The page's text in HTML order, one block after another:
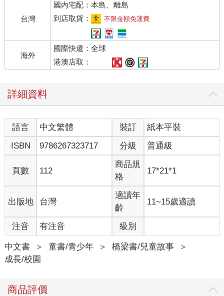
台灣
國內宅配：本島、離島
到店取貨：
不限金額免運費
海外
國際快遞：全球
港澳店取：
詳細資料
語言 中文繁體 裝訂
紙本平裝
ISBN
9786267323717 分級 普通級
頁數 112
商品規
格
17*21*1
出版地 台灣
適讀年
齡
11~15歲適讀
注音 有注音 級別
中文書 ＞ 童書/青少年 ＞ 橋梁書/兒童故事
＞
成長/校園
商品評價